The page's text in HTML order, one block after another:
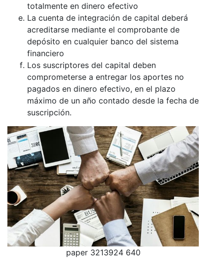
totalmente en dinero efectivo
La cuenta de integración de capital deberá
acreditarse mediante el comprobante de
depósito en cualquier banco del sistema
financiero
Los suscriptores del capital deben
comprometerse a entregar los aportes no
pagados en dinero efectivo, en el plazo
máximo de un año contado desde la fecha de
suscripción.
paper 3213924 640